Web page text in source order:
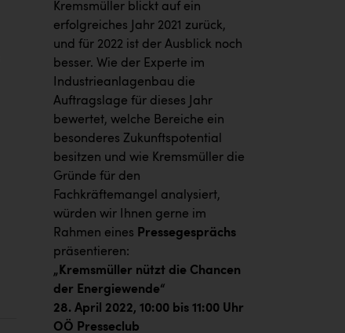
Kremsmüller blickt auf ein
erfolgreiches Jahr 2021 zurück,
und für 2022 ist der Ausblick noch
besser. Wie der Experte im
Industrieanlagenbau die
Auftragslage für dieses Jahr
bewertet, welche Bereiche ein
besonderes Zukunftspotential
besitzen und wie Kremsmüller die
Gründe für den
Fachkräftemangel analysiert,
würden wir Ihnen gerne im
Rahmen eines Pressegesprächs
präsentieren:
„Kremsmüller nützt die Chancen
der Energiewende“
28. April 2022, 10:00 bis 11:00 Uhr
OÖ Presseclub